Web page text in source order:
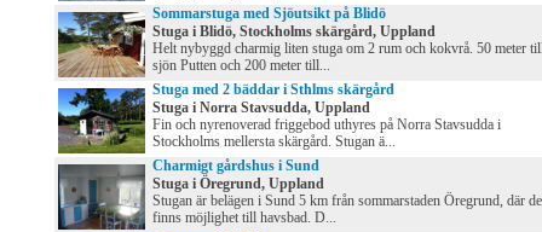
Sommarstuga med Sjöutsikt på Blidö
Stuga i Blidö, Stockholms skärgård, Uppland
Helt nybyggd charmig liten stuga om 2 rum och kokvrå. 50 meter
sjön Putten och 200 meter till...
Stuga med 2 bäddar i Sthlms skärgård
Stuga i Norra Stavsudda, Uppland
Fin och nyrenoverad friggebod uthyres på Norra Stavsudda i
Stockholms mellersta skärgård. Stugan ä...
Charmigt gårdshus i Sund
Stuga i Öregrund, Uppland
Stugan är belägen i Sund 5 km från sommarstaden Öregrund, där
finns möjlighet till havsbad. D...